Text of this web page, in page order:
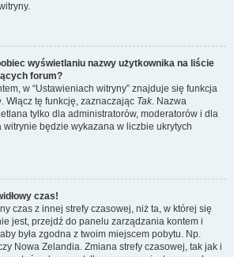
wyświetlaniu nazwy użytkownika na liście
forum?
w “Ustawieniach witryny” znajduje się funkcja
. Włącz tę funkcję, zaznaczając Tak. Nazwa
tylko dla administratorów, moderatorów i dla
będzie wykazana w liczbie ukrytych
czas!
czas z innej strefy czasowej, niż ta, w której się
jest, przejdź do panelu zarządzania kontem i
była zgodna z twoim miejscem pobytu. Np.
Nowa Zelandia. Zmiana strefy czasowej, tak jak i